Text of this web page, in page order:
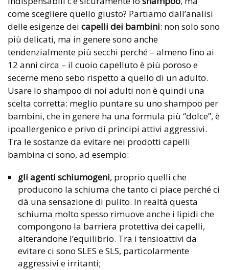
come scegliere quello giusto? Partiamo dall’analisi
delle esigenze dei capelli dei bambini: non solo sono
più delicati, ma in genere sono anche
tendenzialmente più secchi perché – almeno fino ai
12 anni circa – il cuoio capelluto è più poroso e
secerne meno sebo rispetto a quello di un adulto.
Usare lo shampoo di noi adulti non è quindi una
scelta corretta: meglio puntare su uno shampoo per
bambini, che in genere ha una formula più “dolce”, è
ipoallergenico e privo di principi attivi aggressivi.
Tra le sostanze da evitare nei prodotti capelli
bambina ci sono, ad esempio:
gli agenti schiumogeni, proprio quelli che
producono la schiuma che tanto ci piace perché ci
dà una sensazione di pulito. In realtà questa
schiuma molto spesso rimuove anche i lipidi che
compongono la barriera protettiva dei capelli,
alterandone l’equilibrio. Tra i tensioattivi da
evitare ci sono SLES e SLS, particolarmente
aggressivi e irritanti;